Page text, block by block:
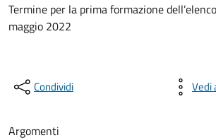
Termine per la prima formazione
maggio 2022
Condividi Vedi
Argomenti